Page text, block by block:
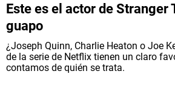
Política Editorial
Ad Choices
Bolavip, al igual que
compañía
Todos los derechos
Este es el actor de Stranger
guapo
¿Joseph Quinn, Charlie Heaton o Joe
de la serie de Netflix tienen un claro
contamos de quién se trata.